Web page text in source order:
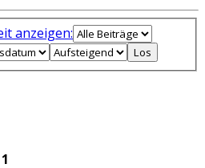
anzeigen:
1